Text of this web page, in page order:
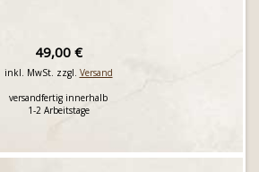
49,00 €
inkl. MwSt. zzgl. Versand
versandfertig innerhalb
1-2 Arbeitstage